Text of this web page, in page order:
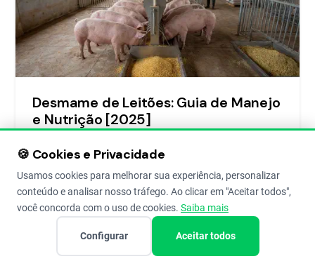
Desmame de Leitões: Guia de Manejo
e Nutrição [2025]
leitões! Dicas de manejo e nutrição, desde a ração pré-
inicial até o uso de bandejas. Evite perdas e aumente
Redação Aegro 8 de Oct de 2025
🍪 Cookies e Privacidade
Usamos cookies para melhorar sua experiência, personalizar
conteúdo e analisar nosso tráfego. Ao clicar em "Aceitar todos",
você concorda com o uso de cookies. Saiba mais
Configurar Aceitar todos